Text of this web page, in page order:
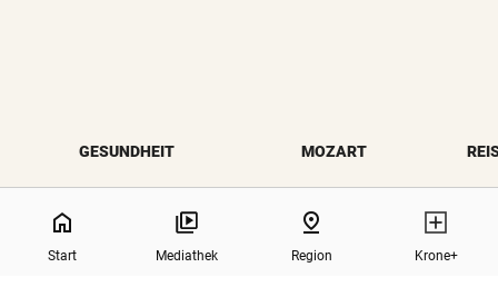
GESUNDHEIT MOZART
north
home
Start Mediathek
pin_drop
Region Krone+
NaN%